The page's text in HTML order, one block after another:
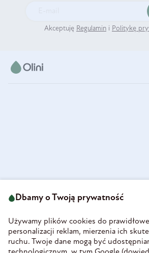
Akceptuję Regulamin i Politykę
58-160 Świebodzice
REGON 890213034
INFORMACJE
Dbamy o Twoją prywatność
Używamy plików cookies do
personalizacji reklam, mierzenia ich
ruchu. Twoje dane mogą być